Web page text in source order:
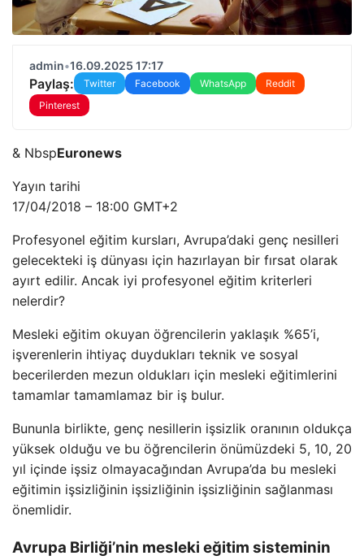
admin•16.09.2025 17:17
Paylaş: Twitter Facebook WhatsApp
Reddit
Pinterest
& NbspEuronews
Yayın tarihi
17/04/2018 – 18:00 GMT+2
Profesyonel eğitim kursları, Avrupa’daki genç nesilleri
gelecekteki iş dünyası için hazırlayan bir fırsat olarak
ayırt edilir. Ancak iyi profesyonel eğitim kriterleri
nelerdir?
Mesleki eğitim okuyan öğrencilerin yaklaşık %65’i,
işverenlerin ihtiyaç duydukları teknik ve sosyal
becerilerden mezun oldukları için mesleki eğitimlerini
tamamlar tamamlamaz bir iş bulur.
Bununla birlikte, genç nesillerin işsizlik oranının oldukça
yüksek olduğu ve bu öğrencilerin önümüzdeki 5, 10, 20
yıl içinde işsiz olmayacağından Avrupa’da bu mesleki
eğitimin işsizliğinin işsizliğinin işsizliğinin sağlanması
önemlidir.
Avrupa Birliği’nin mesleki eğitim sisteminin